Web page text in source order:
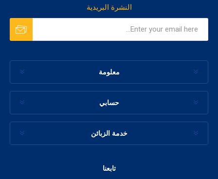
النشرة البريدية
معلومة
حسابي
خدمة الزبائن
تابعنا